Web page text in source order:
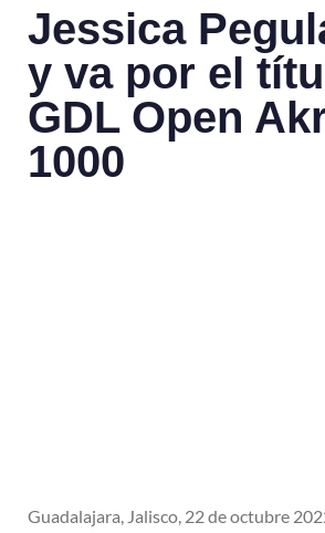
Jessica
y va por el
GDL Open
1000
Guadalajara, Jalisco, 22 de octubre